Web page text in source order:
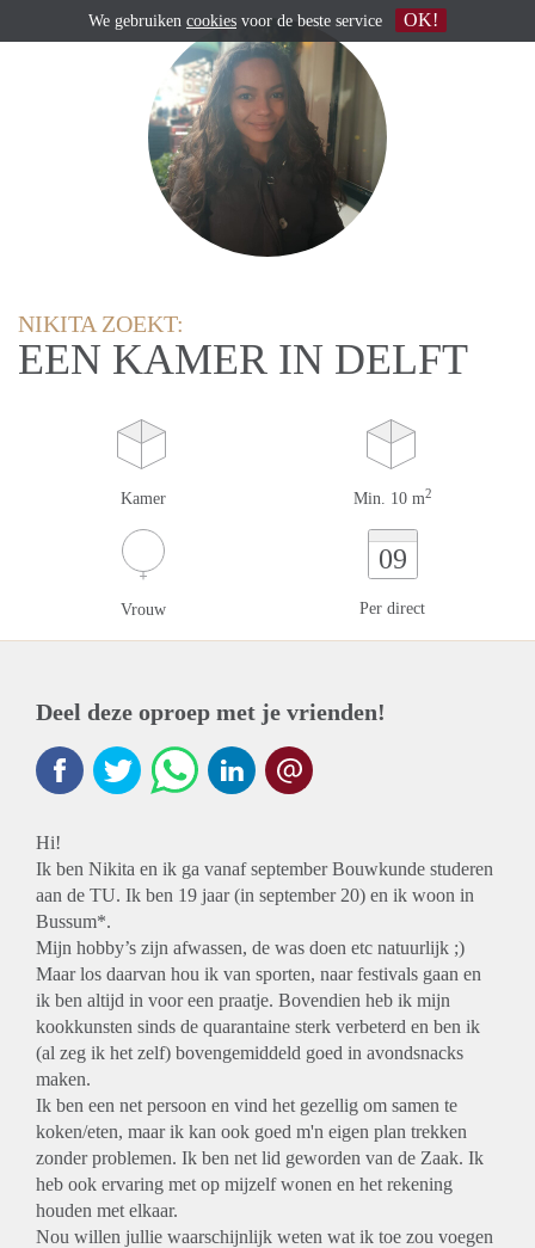
NIKITA ZOEKT:
EEN KAMER IN DELFT
Kamer Min. 10 m2
Vrouw
09
Per direct
Deel deze oproep met je vrienden!
Hi!
Ik ben Nikita en ik ga vanaf september Bouwkunde studeren
aan de TU. Ik ben 19 jaar (in september 20) en ik woon in
Bussum*.
Mijn hobby’s zijn afwassen, de was doen etc natuurlijk ;)
Maar los daarvan hou ik van sporten, naar festivals gaan en
ik ben altijd in voor een praatje. Bovendien heb ik mijn
kookkunsten sinds de quarantaine sterk verbeterd en ben ik
(al zeg ik het zelf) bovengemiddeld goed in avondsnacks
maken.
Ik ben een net persoon en vind het gezellig om samen te
koken/eten, maar ik kan ook goed m'n eigen plan trekken
zonder problemen. Ik ben net lid geworden van de Zaak. Ik
heb ook ervaring met op mijzelf wonen en het rekening
houden met elkaar.
Nou willen jullie waarschijnlijk weten wat ik toe zou voegen
We gebruiken cookies voor de beste service OK!